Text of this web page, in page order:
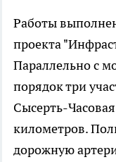
Работы
проекта
Параллельно с
порядок три
Сысерть-
километров.
дорожную